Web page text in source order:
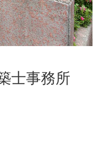
士事務所